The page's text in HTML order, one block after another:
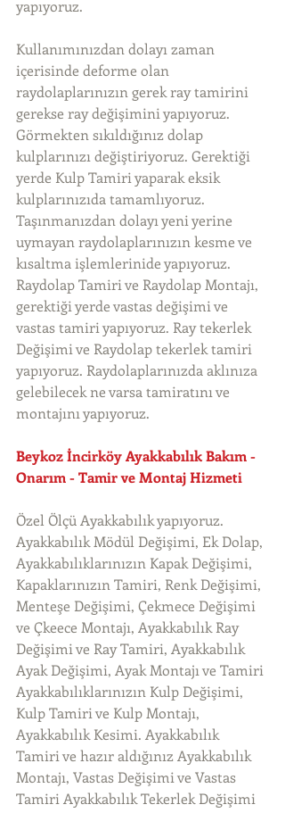
yapıyoruz.
Kullanımınızdan dolayı zaman
içerisinde deforme olan
raydolaplarınızın gerek ray tamirini
gerekse ray değişimini yapıyoruz.
Görmekten sıkıldığınız dolap
kulplarınızı değiştiriyoruz. Gerektiği
yerde Kulp Tamiri yaparak eksik
kulplarınızıda tamamlıyoruz.
Taşınmanızdan dolayı yeni yerine
uymayan raydolaplarınızın kesme ve
kısaltma işlemlerinide yapıyoruz.
Raydolap Tamiri ve Raydolap Montajı,
gerektiği yerde vastas değişimi ve
vastas tamiri yapıyoruz. Ray tekerlek
Değişimi ve Raydolap tekerlek tamiri
yapıyoruz. Raydolaplarınızda aklınıza
gelebilecek ne varsa tamiratını ve
montajını yapıyoruz.
Beykoz İncirköy Ayakkabılık Bakım -
Onarım - Tamir ve Montaj Hizmeti
Özel Ölçü Ayakkabılık yapıyoruz.
Ayakkabılık Mödül Değişimi, Ek Dolap,
Ayakkabılıklarınızın Kapak Değişimi,
Kapaklarınızın Tamiri, Renk Değişimi,
Menteşe Değişimi, Çekmece Değişimi
ve Çkeece Montajı, Ayakkabılık Ray
Değişimi ve Ray Tamiri, Ayakkabılık
Ayak Değişimi, Ayak Montajı ve Tamiri
Ayakkabılıklarınızın Kulp Değişimi,
Kulp Tamiri ve Kulp Montajı,
Ayakkabılık Kesimi. Ayakkabılık
Tamiri ve hazır aldığınız Ayakkabılık
Montajı, Vastas Değişimi ve Vastas
Tamiri Ayakkabılık Tekerlek Değişimi